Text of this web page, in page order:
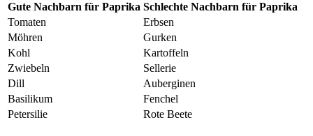
Gute Nachbarn für Paprika Schlechte Nachbarn für Paprika
Tomaten
Erbsen
Möhren
Gurken
Kohl
Kartoffeln
Zwiebeln
Sellerie
Dill
Auberginen
Basilikum
Fenchel
Petersilie
Rote Beete